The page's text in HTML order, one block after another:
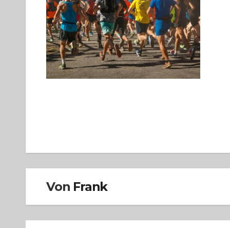
Von Frank